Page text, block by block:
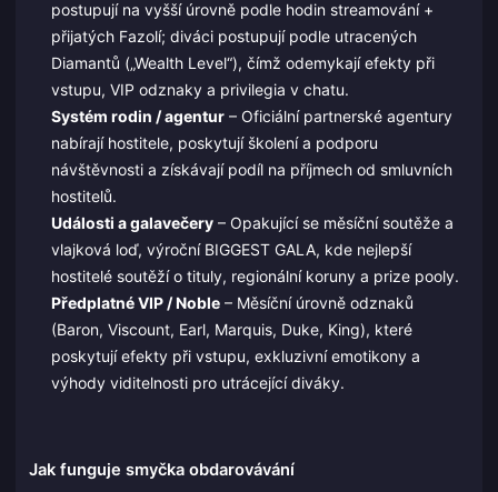
postupují na vyšší úrovně podle hodin streamování +
přijatých Fazolí; diváci postupují podle utracených
Diamantů („Wealth Level“), čímž odemykají efekty při
vstupu, VIP odznaky a privilegia v chatu.
Systém rodin / agentur– Oficiální partnerské agentury
nabírají hostitele, poskytují školení a podporu
návštěvnosti a získávají podíl na příjmech od smluvních
hostitelů.
Události a galavečery– Opakující se měsíční soutěže a
vlajková loď, výroční BIGGEST GALA, kde nejlepší
hostitelé soutěží o tituly, regionální koruny a prize pooly.
Předplatné VIP / Noble– Měsíční úrovně odznaků
(Baron, Viscount, Earl, Marquis, Duke, King), které
poskytují efekty při vstupu, exkluzivní emotikony a
výhody viditelnosti pro utrácející diváky.
Jak funguje smyčka obdarovávání